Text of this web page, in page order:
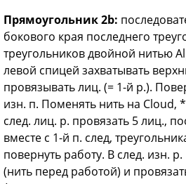
Прямоугольник 2b:
бокового края последнего
треугольников двойной нитью
левой спицей захватывать
провязывать лиц. (= 1-й р.).
изн. п. Поменять нить на Cloud,
след. лиц. р. провязать 5 лиц.,
вместе с 1-й п. след,
повернуть работу. В след. изн.
(нить перед работой) и